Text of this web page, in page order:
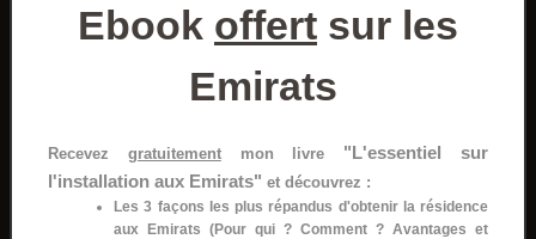
Recevezgratuitementmon
"L'essentiel sur l'installation
aux Emirats"et découvrez :
résidence aux Emirats (Pour qui ? Comment ?
Avantages et Inconvénients ?)
Un récapitulatif des tranches de prix à la
location sur les 3 Emirats les plus prisés par les
Ebook offert sur les
Emirats
Recevez gratuitementmon livre "L'essentiel sur
l'installation aux Emirats" et découvrez :
Les 3 façons les plus répandus d'obtenir la résidence
aux Emirats (Pour qui ? Comment ? Avantages et